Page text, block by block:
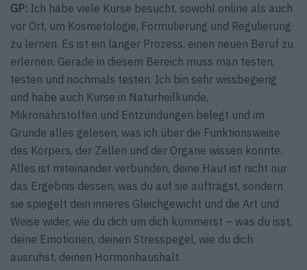
GP: Ich habe viele Kurse besucht, sowohl online als auch
vor Ort, um Kosmetologie, Formulierung und Regulierung
zu lernen. Es ist ein langer Prozess, einen neuen Beruf zu
erlernen. Gerade in diesem Bereich muss man testen,
testen und nochmals testen. Ich bin sehr wissbegierig
und habe auch Kurse in Naturheilkunde,
Mikronährstoffen und Entzündungen belegt und im
Grunde alles gelesen, was ich über die Funktionsweise
des Körpers, der Zellen und der Organe wissen konnte.
Alles ist miteinander verbunden, deine Haut ist nicht nur
das Ergebnis dessen, was du auf sie aufträgst, sondern
sie spiegelt dein inneres Gleichgewicht und die Art und
Weise wider, wie du dich um dich kümmerst – was du isst,
deine Emotionen, deinen Stresspegel, wie du dich
ausruhst, deinen Hormonhaushalt.